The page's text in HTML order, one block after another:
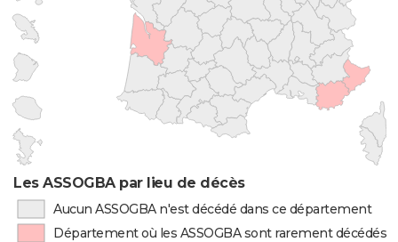
Les ASSOGBA par lieu de décès
Aucun ASSOGBA n'est décédé dans ce département
Département où les ASSOGBA sont rarement décédés